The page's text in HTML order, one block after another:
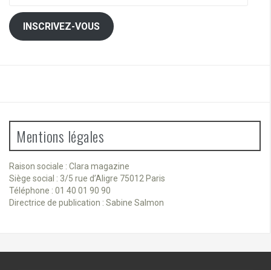
INSCRIVEZ-VOUS
Mentions légales
Raison sociale : Clara magazine
Siège social : 3/5 rue d’Aligre 75012 Paris
Téléphone : 01 40 01 90 90
Directrice de publication : Sabine Salmon